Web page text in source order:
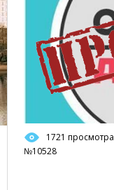
1721 просмотра
№10528